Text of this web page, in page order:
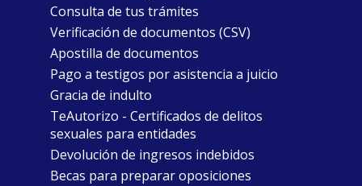
Consulta de tus trámites
Verificación de documentos (CSV)
Apostilla de documentos
Pago a testigos por asistencia a juicio
Gracia de indulto
TeAutorizo - Certificados de delitos
sexuales para entidades
Devolución de ingresos indebidos
Becas para preparar oposiciones